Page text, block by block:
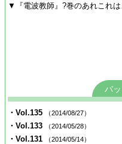
▼『電波教師』?巻のあれこれは
バ
・Vol.135 （2014/08/27）
・Vol.133 （2014/05/28）
・Vol.131 （2014/05/14）